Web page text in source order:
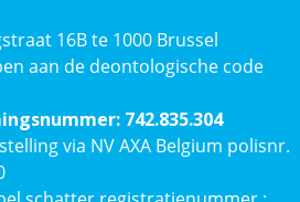
16B te 1000 Brussel
aan de deontologische code
742.835.304
via NV AXA Belgium polisnr.